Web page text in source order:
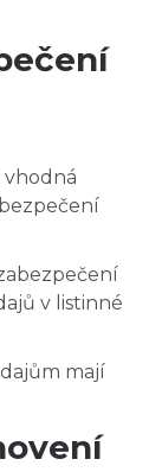
vhodná
v listinné
mají